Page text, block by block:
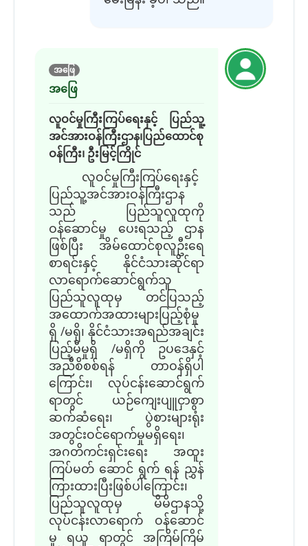
အဖြေ
အဖြေ
လူဝင်မှုကြီးကြပ်ရေးနှင့် ပြည်သူ့
အင်အားဝန်ကြီးဌာန၊ပြည်ထောင်စု
ဝန်ကြီး၊ ဦးမြင့်ကြိုင်
လူဝင်မှုကြီးကြပ်ရေးနှင့်
ပြည်သူ့အင်အားဝန်ကြီးဌာန
သည် ပြည်သူလူထုကို
ဝန်ဆောင်မှု ပေးရသည့် ဌာန
ဖြစ်ပြီး အိမ်ထောင်စုလူဦးရေ
စာရင်းနှင့် နိုင်ငံသားဆိုင်ရာ
လာရောက်ဆောင်ရွက်သူ
ပြည်သူလူထုမှ တင်ပြသည့်
အထောက်အထားများပြည့်စုံမှု
ရှိ /မရှိ၊ နိုင်ငံသားအရည်အချင်း
ပြည့်မီမှုရှိ /မရှိကို ဥပဒေနှင့်
အညီစိစစ်ရန် တာဝန်ရှိပါ
ကြောင်း၊ လုပ်ငန်းဆောင်ရွက်
ရာတွင် ယဉ်ကျေးပျူငှာစွာ
ဆက်ဆံရေး၊ ပွဲစားများရုံး
အတွင်းဝင်ရောက်မှုမရှိရေး၊
အဂတိကင်းရှင်းရေး အထူး
ကြပ်မတ် ဆောင် ရွက် ရန် ညွှန်
ကြားထားပြီးဖြစ်ပါကြောင်း၊
ပြည်သူလူထုမှ မိမိဌာနသို့
လုပ်ငန်းလာရောက် ဝန်ဆောင်
မှု ရယူ ရာတွင် အကြိမ်ကြိမ်